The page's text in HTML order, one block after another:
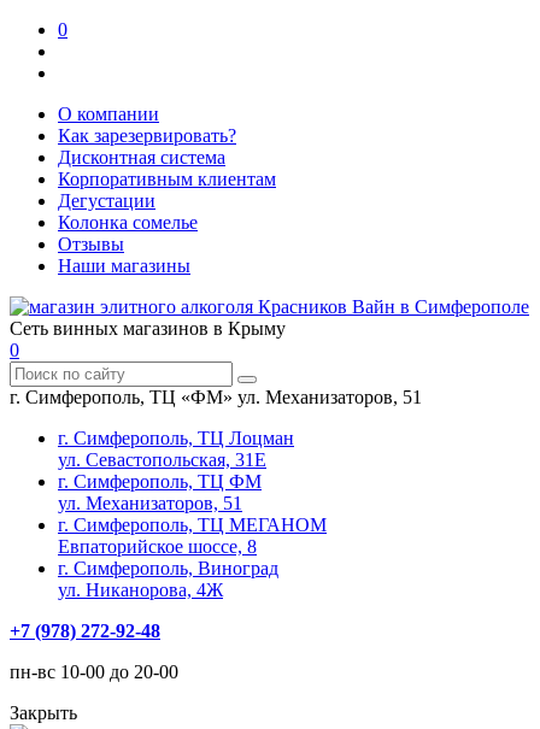
0
О компании
Как зарезервировать?
Дисконтная система
Корпоративным клиентам
Дегустации
Колонка сомелье
Отзывы
Наши магазины
Сеть винных магазинов в Крыму
0
г. Симферополь, ТЦ «ФМ» ул. Механизаторов, 51
г. Симферополь, ТЦ Лоцман
ул. Севастопольская, 31Е
г. Симферополь, ТЦ ФМ
ул. Механизаторов, 51
г. Симферополь, ТЦ МЕГАНОМ
Евпаторийское шоссе, 8
г. Симферополь, Виноград
ул. Никанорова, 4Ж
+7 (978) 272-92-48
пн-вс 10-00 до 20-00
Закрыть